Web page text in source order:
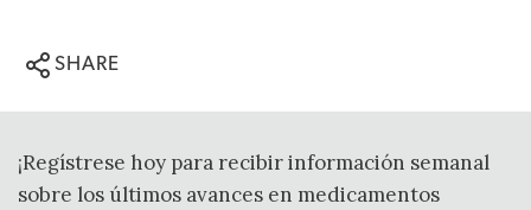
SHARE
¡Regístrese hoy para recibir información semanal
sobre los últimos avances en medicamentos